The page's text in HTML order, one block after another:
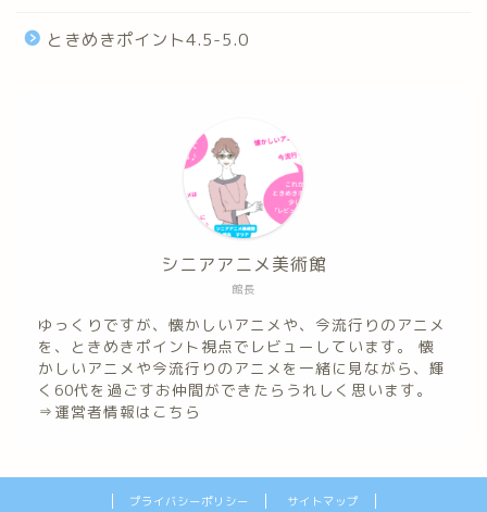
ときめきポイント4.5-5.0
館長
シニアアニメ美術館
ゆっくりですが、懐かしいアニメや、今流行りのアニメ
を、ときめきポイント視点でレビューしています。 懐
かしいアニメや今流行りのアニメを一緒に見ながら、輝
く60代を過ごすお仲間ができたらうれしく思います。
⇒ 運営者情報はこちら
プライバシーポリシー サイトマップ